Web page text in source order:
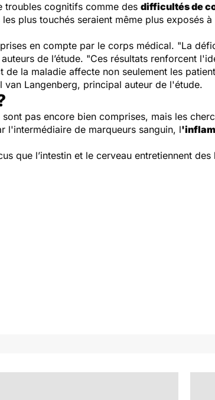
troubles cognitifs comme des difficultés de
les plus touchés seraient même plus exposés
en compte par le corps médical. "La
de l’étude. "Ces résultats renforcent
la maladie affecte non seulement les
van Langenberg, principal auteur de l'étude.
pas encore bien comprises, mais les
l'intermédiaire de marqueurs sanguin, l
que l’intestin et le cerveau entretiennent